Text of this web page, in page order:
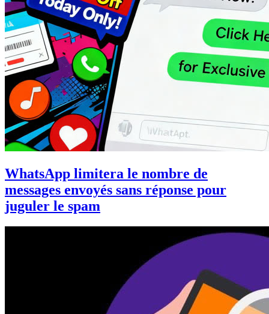
WhatsApp limitera le nombre de
messages envoyés sans réponse pour
juguler le spam